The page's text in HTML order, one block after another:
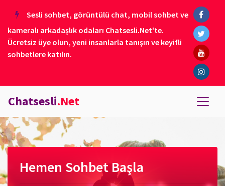
Sesli sohbet, görüntülü chat, mobil sohbet ve
kameralı arkadaşlık odaları Chatsesli.Net'te.
Ücretsiz üye olun, yeni insanlarla tanışın ve keyifli
sohbetlere katılın.
Chatsesli.Net
Hemen Sohbet Başla